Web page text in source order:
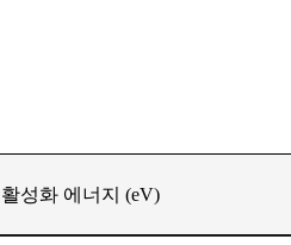
활성화 에너지 (eV)